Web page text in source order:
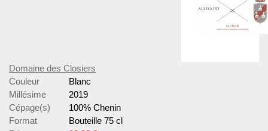
Domaine des Closiers
Couleur
Blanc
Millésime
2019
Cépage(s)
100% Chenin
Format
Bouteille 75 cl